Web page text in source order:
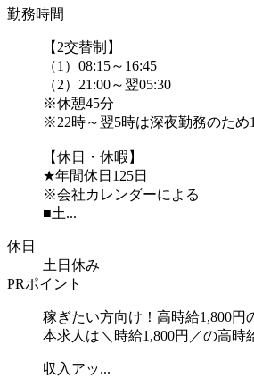
勤務時間
【2交替制】
（1）08:15～16:45
（2）21:00～翌05:30
※休憩45分
※22時～翌5時は深夜勤務のため
【休日・休暇】
★年間休日125日
※会社カレンダーによる
■土...
休日
土日休み
PRポイント
稼ぎたい方向け！高時給1,800円
本求人は＼時給1,800円／の高
収入アッ...